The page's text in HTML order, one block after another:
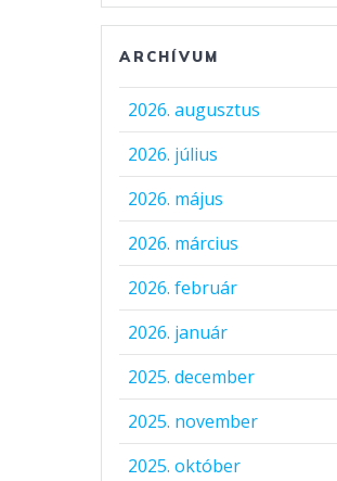
ARCHÍVUM
2026. augusztus
2026. július
2026. május
2026. március
2026. február
2026. január
2025. december
2025. november
2025. október